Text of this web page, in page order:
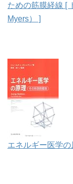
ための筋膜経線 [
Myers） ]
エネルギー医学の